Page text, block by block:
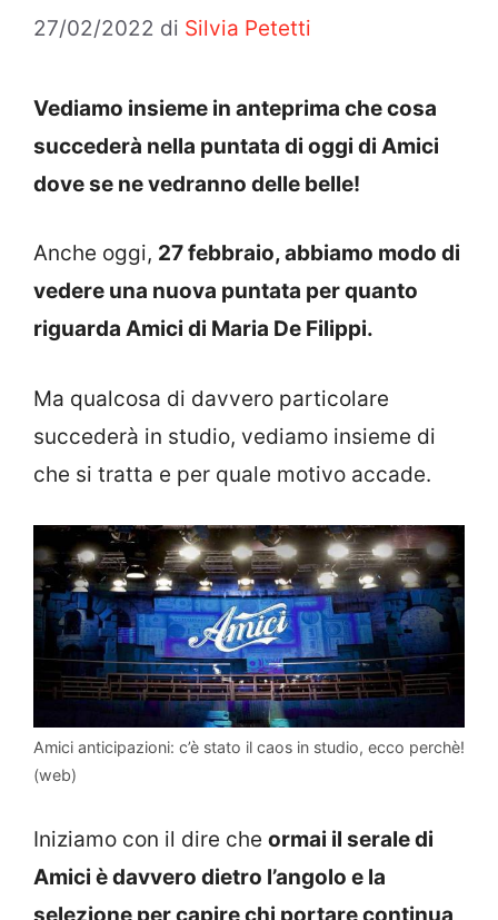
27/02/2022 di Silvia Petetti
Vediamo insieme in anteprima che cosa
succederà nella puntata di oggi di Amici
dove se ne vedranno delle belle!
Anche oggi, 27 febbraio, abbiamo modo di
vedere una nuova puntata per quanto
riguarda Amici di Maria De Filippi.
Ma qualcosa di davvero particolare
succederà in studio, vediamo insieme di
che si tratta e per quale motivo accade.
Amici anticipazioni: c’è stato il caos in studio, ecco perchè!
(web)
Iniziamo con il dire che ormai il serale di
Amici è davvero dietro l’angolo e la
selezione per capire chi portare continua